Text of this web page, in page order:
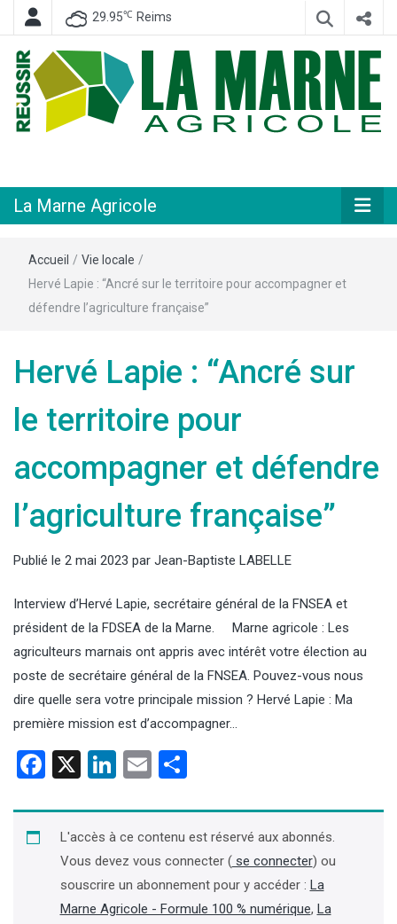
29.95℃ Reims
Agricole
La Marne Agricole
Accueil / Vie locale /
Hervé Lapie : “Ancré sur le territoire pour accompagner et
défendre l’agriculture française”
Hervé Lapie : “Ancré sur
le territoire pour
accompagner et défendre
l’agriculture française”
Publié le 2 mai 2023 par Jean-Baptiste LABELLE
Interview d’Hervé Lapie, secrétaire général de la FNSEA et
président de la FDSEA de la Marne. Marne agricole : Les
agriculteurs marnais ont appris avec intérêt votre élection au
poste de secrétaire général de la FNSEA. Pouvez-vous nous
dire quelle sera votre principale mission ? Hervé Lapie : Ma
première mission est d’accompagner…
Facebook
X LinkedIn
Email
L'accès à ce contenu est réservé aux abonnés.
Vous devez vous connecter (se connecter) ou
souscrire un abonnement pour y accéder : La
Marne Agricole - Formule 100 % numérique, La